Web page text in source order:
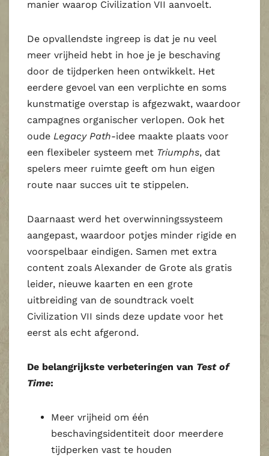
manier waarop Civilization VII aanvoelt.
De opvallendste ingreep is dat je nu veel
meer vrijheid hebt in hoe je je beschaving
door de tijdperken heen ontwikkelt. Het
eerdere gevoel van een verplichte en soms
kunstmatige overstap is afgezwakt, waardoor
campagnes organischer verlopen. Ook het
oude Legacy Path-idee maakte plaats voor
een flexibeler systeem met Triumphs, dat
spelers meer ruimte geeft om hun eigen
route naar succes uit te stippelen.
Daarnaast werd het overwinningssysteem
aangepast, waardoor potjes minder rigide en
voorspelbaar eindigen. Samen met extra
content zoals Alexander de Grote als gratis
leider, nieuwe kaarten en een grote
uitbreiding van de soundtrack voelt
Civilization VII sinds deze update voor het
eerst als echt afgerond.
De belangrijkste verbeteringen van Test of
Time:
Meer vrijheid om één
beschavingsidentiteit door meerdere
tijdperken vast te houden